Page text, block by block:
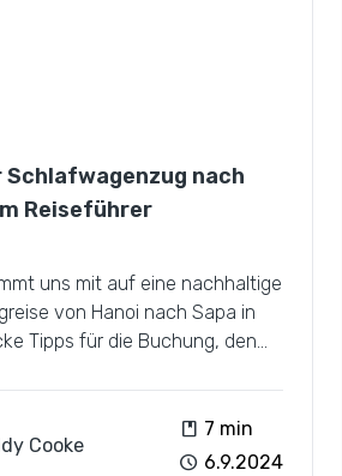
nach
Reiseführer
uns mit auf eine nachhaltige
von Hanoi nach Sapa in
Tipps für die Buchung, den
Cooke
book 7 min
schedule 6.9.2024